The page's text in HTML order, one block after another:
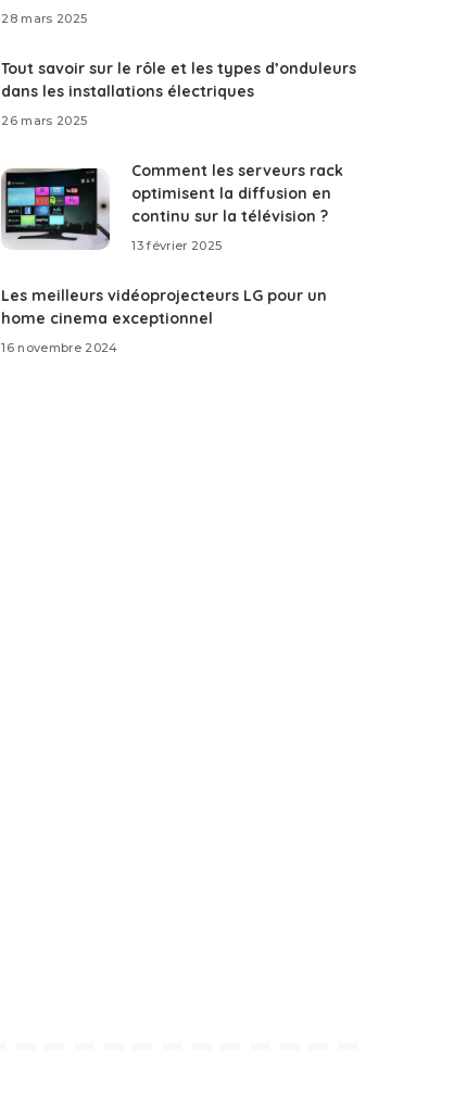
28 mars 2025
Tout savoir sur le rôle et les types d’onduleurs
dans les installations électriques
26 mars 2025
Comment les serveurs rack
optimisent la diffusion en
continu sur la télévision ?
13 février 2025
Les meilleurs vidéoprojecteurs LG pour un
home cinema exceptionnel
16 novembre 2024